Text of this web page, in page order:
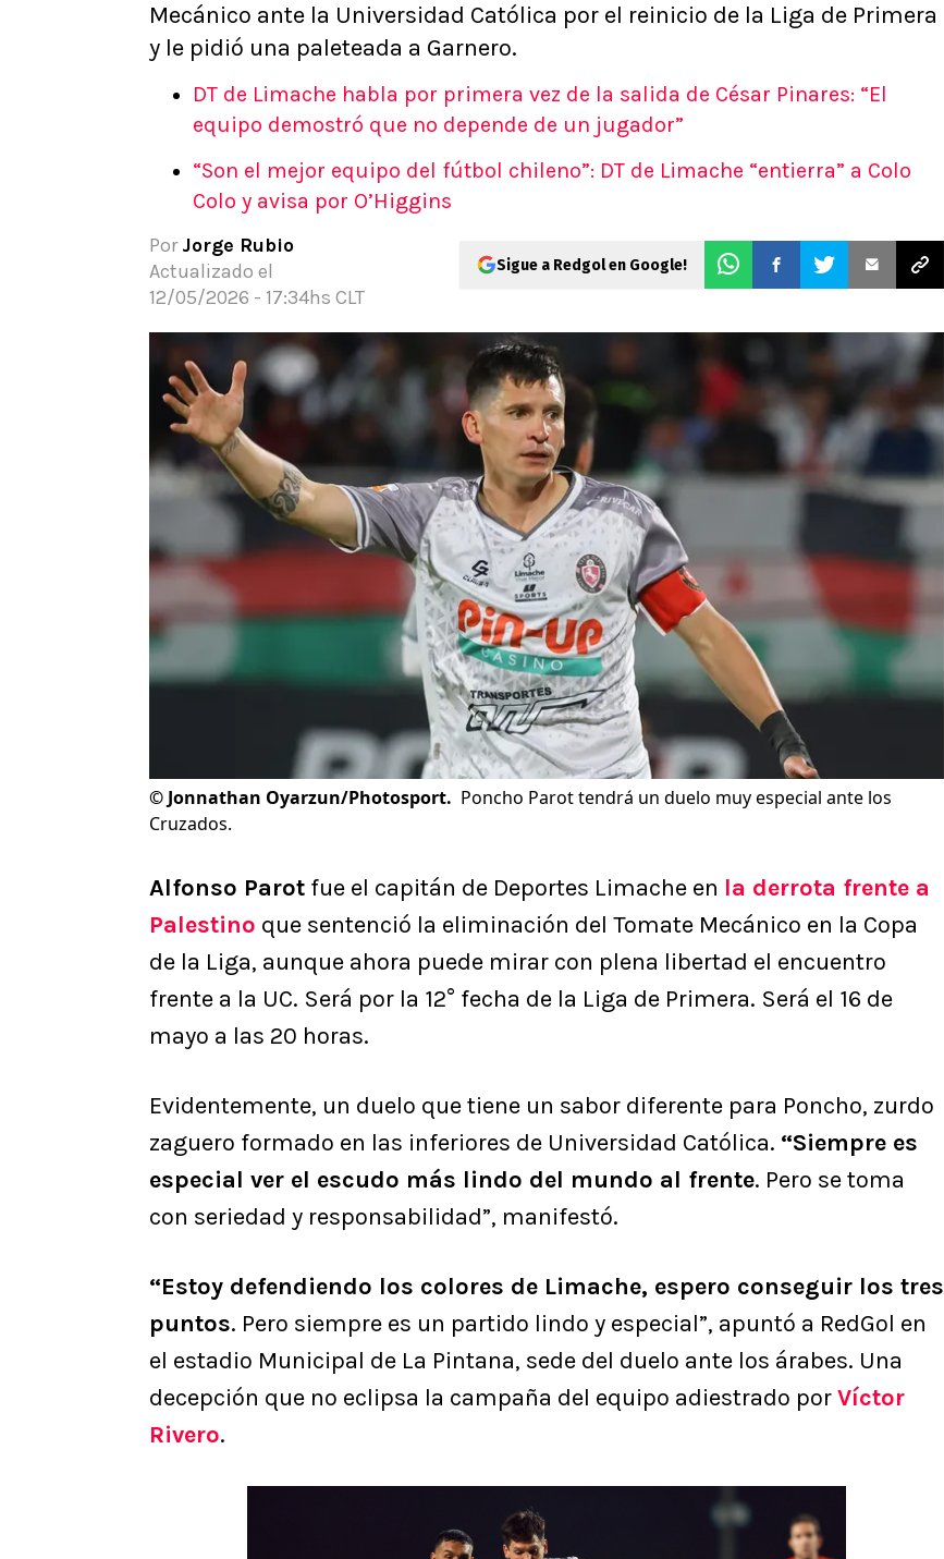
Apuesta del día
Apuestas Mundial 2026
Mecánico ante la Universidad Católica por el reinicio de la Liga de Primera
y le pidió una paleteada a Garnero.
DT de Limache habla por primera vez de la salida de César Pinares: “El
equipo demostró que no depende de un jugador”
“Son el mejor equipo del fútbol chileno”: DT de Limache “entierra” a Colo
Colo y avisa por O’Higgins
Por Jorge Rubio
Actualizado el
12/05/2026 - 17:34hs CLT
Sigue a Redgol en Google!
© Jonnathan Oyarzun/Photosport. Poncho Parot tendrá un duelo muy especial ante los
Cruzados.
Alfonso Parot fue el capitán de Deportes Limache en la derrota frente a
Palestino que sentenció la eliminación del Tomate Mecánico en la Copa
de la Liga, aunque ahora puede mirar con plena libertad el encuentro
frente a la UC. Será por la 12° fecha de la Liga de Primera. Será el 16 de
mayo a las 20 horas.
Evidentemente, un duelo que tiene un sabor diferente para Poncho, zurdo
zaguero formado en las inferiores de Universidad Católica. “Siempre es
especial ver el escudo más lindo del mundo al frente. Pero se toma
con seriedad y responsabilidad”, manifestó.
“Estoy defendiendo los colores de Limache, espero conseguir los tres
puntos. Pero siempre es un partido lindo y especial”, apuntó a RedGol en
el estadio Municipal de La Pintana, sede del duelo ante los árabes. Una
decepción que no eclipsa la campaña del equipo adiestrado porVíctor
Rivero.